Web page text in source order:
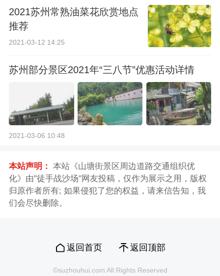
2021苏州常熟油菜花欣赏地点
推荐
2021-03-12 14:25
苏州部分景区2021年“三八节”优惠活动详情
2021-03-06 10:48
本站声明： 本站《山塘街景区周边道路交通组织优
化》由"徒手战沙场"网友投稿，仅作为展示之用，版权
归原作者所有; 如果侵犯了您的权益，请来信告知，我
们会尽快删除。
返回首页 返回顶部
©suzhouhui.com All Rights Reserved